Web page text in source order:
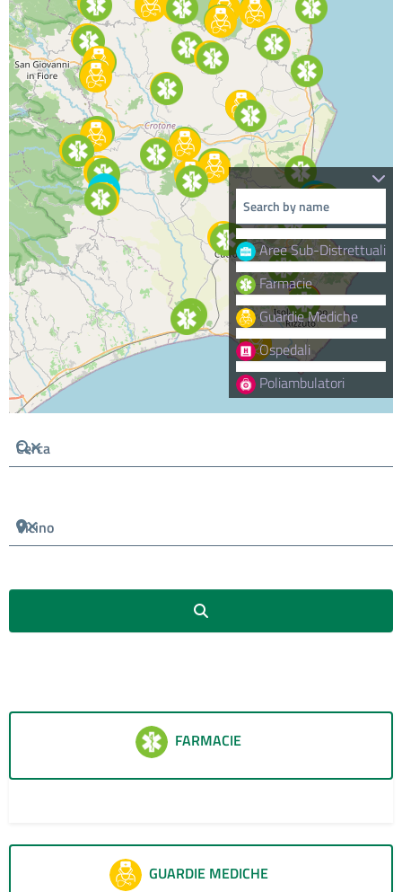
Aree Sub-Distrettuali
Farmacie
Guardie Mediche
Ospedali
Poliambulatori
Cerca
Vicino
FARMACIE
GUARDIE MEDICHE